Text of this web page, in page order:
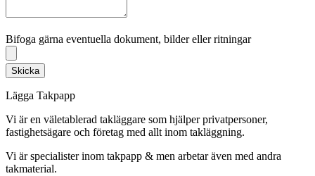
Bifoga gärna eventuella dokument, bilder eller ritningar
Skicka
Lägga Takpapp
Vi är en väletablerad takläggare som hjälper privatpersoner,
fastighetsägare och företag med allt inom takläggning.
Vi är specialister inom takpapp & men arbetar även med andra
takmaterial.